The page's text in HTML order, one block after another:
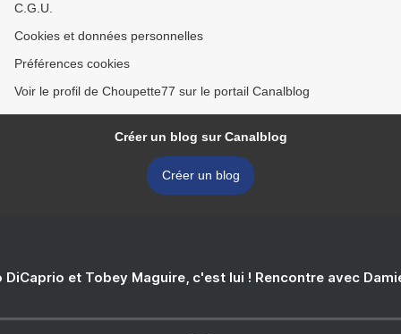
C.G.U.
Cookies et données personnelles
Préférences cookies
Voir le profil de Choupette77 sur le portail Canalblog
Créer un blog sur Canalblog
Créer un blog
DiCaprio et Tobey Maguire, c'est lui ! Rencontre avec